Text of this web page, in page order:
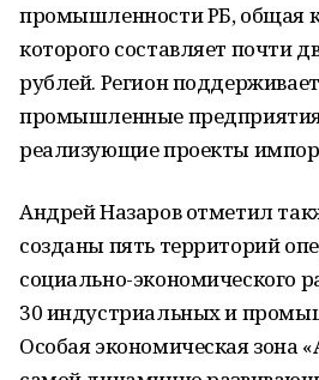
промышленности РБ, общая
которого составляет почти
рублей. Регион
промышленные
реализующие проекты
Андрей Назаров отметил
созданы пять территорий
социально-экономического
30 индустриальных и
Особая экономическая зона